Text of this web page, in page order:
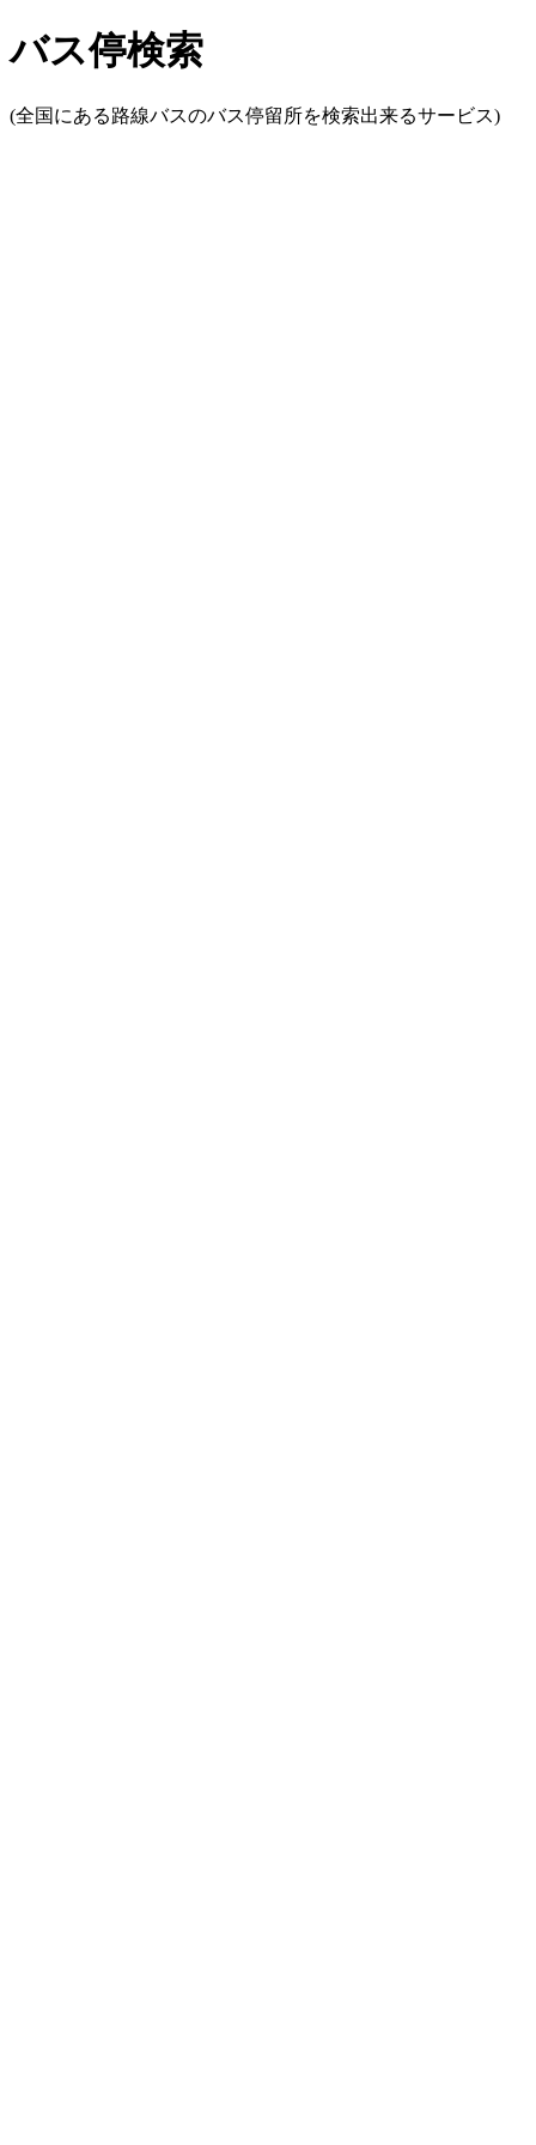
バス停検索
(全国にある路線バスのバス停留所を検索出来るサービス)